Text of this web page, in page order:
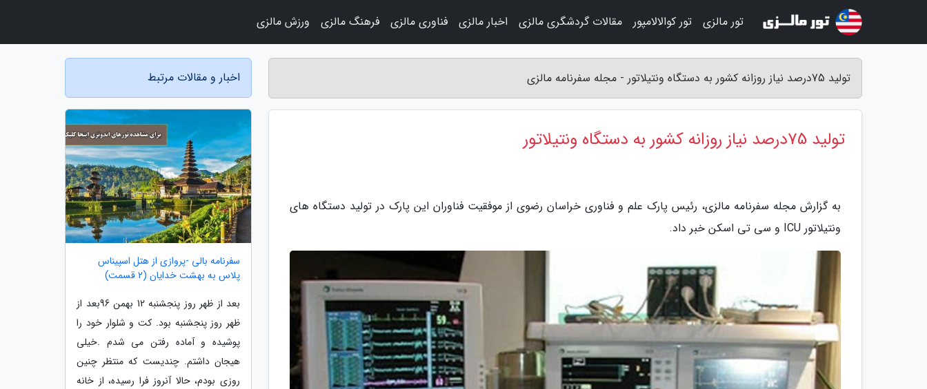
تولید 75درصد نیاز روزانه کشور به دستگاه ونتیلاتور - مجله سفرنامه مالزی
تولید 75درصد نیاز روزانه کشور به دستگاه ونتیلاتور
به گزارش مجله سفرنامه مالزی، رئیس پارک علم و فناوری خراسان رضوی از موفقیت فناوران این پارک در تولید دستگاه های
ونتیلاتور ICU و سی تی اسکن خبر داد.
اخبار و مقالات مرتبط
سفرنامه بالی -پروازی از هتل اسپیناس
پلاس به بهشت خدایان (2 قسمت)
بعد از ظهر روز پنجشنبه 12 بهمن 96بعد از
ظهر روز پنجشنبه بود. کت و شلوار خود را
پوشیده و آماده رفتن می شدم .خیلی
هیجان داشتم. چندیست که منتظر چنین
روزی بودم، حالا آنروز فرا رسیده، از خانه
تور مالزی تور کوالالامپور مقالات گردشگری مالزی اخبار مالزی فناوری مالزی فرهنگ مالزی ورزش مالزی